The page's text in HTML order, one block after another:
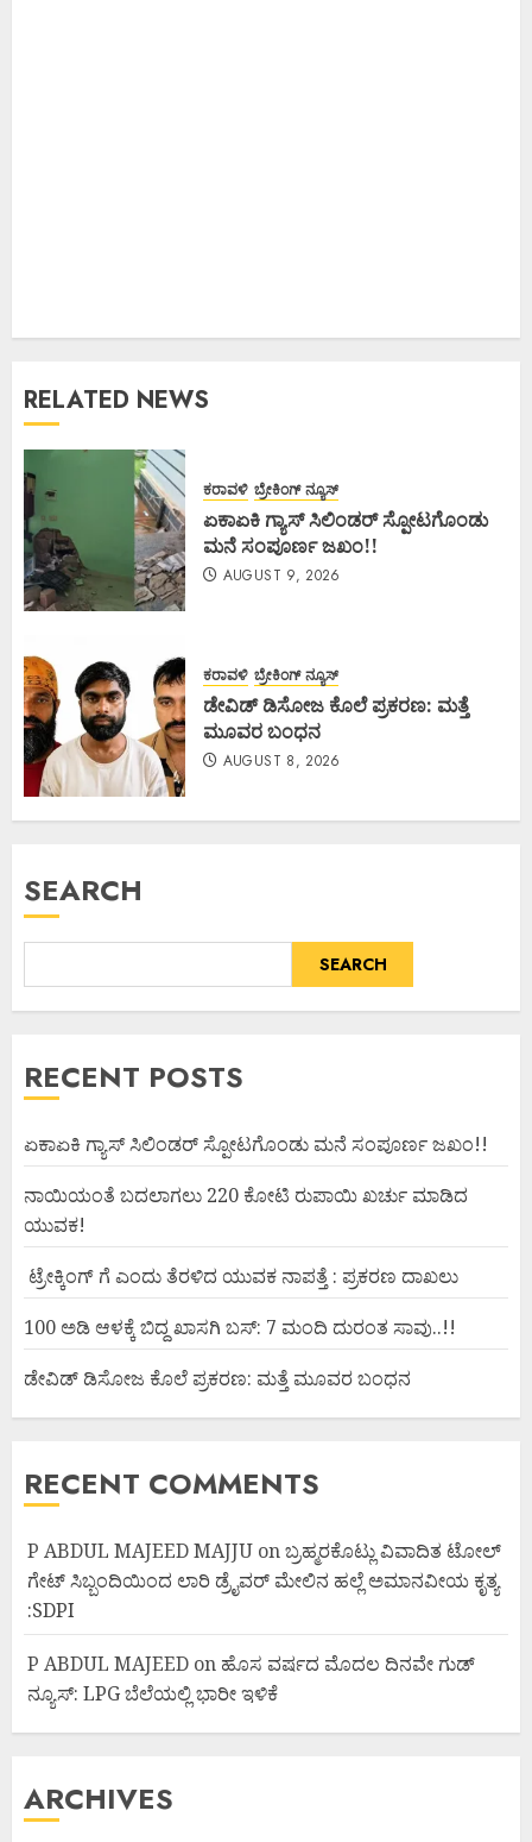
RELATED NEWS
ಕರಾವಳಿ ಬ್ರೇಕಿಂಗ್ ನ್ಯೂಸ್
ಏಕಾಏಕಿ ಗ್ಯಾಸ್ ಸಿಲಿಂಡರ್ ಸ್ಪೋಟಗೊಂಡು
ಮನೆ ಸಂಪೂರ್ಣ ಜಖಂ!!
AUGUST 9, 2026
ಕರಾವಳಿ ಬ್ರೇಕಿಂಗ್ ನ್ಯೂಸ್
ಡೇವಿಡ್ ಡಿಸೋಜ ಕೊಲೆ ಪ್ರಕರಣ: ಮತ್ತೆ
ಮೂವರ ಬಂಧನ
AUGUST 8, 2026
SEARCH
SEARCH
RECENT POSTS
ಏಕಾಏಕಿ ಗ್ಯಾಸ್ ಸಿಲಿಂಡರ್ ಸ್ಪೋಟಗೊಂಡು ಮನೆ ಸಂಪೂರ್ಣ ಜಖಂ!!
ನಾಯಿಯಂತೆ ಬದಲಾಗಲು 220 ಕೋಟಿ ರುಪಾಯಿ ಖರ್ಚು ಮಾಡಿದ
ಯುವಕ!
ಟ್ರೇಕ್ಕಿಂಗ್ ಗೆ ಎಂದು ತೆರಳಿದ ಯುವಕ ನಾಪತ್ತೆ : ಪ್ರಕರಣ ದಾಖಲು
100 ಅಡಿ ಆಳಕ್ಕೆ ಬಿದ್ದ ಖಾಸಗಿ ಬಸ್: 7 ಮಂದಿ ದುರಂತ ಸಾವು..!!
ಡೇವಿಡ್ ಡಿಸೋಜ ಕೊಲೆ ಪ್ರಕರಣ: ಮತ್ತೆ ಮೂವರ ಬಂಧನ
RECENT COMMENTS
P ABDUL MAJEED MAJJU onಬ್ರಹ್ಮರಕೊಟ್ಲು ವಿವಾದಿತ ಟೋಲ್
ಗೇಟ್ ಸಿಬ್ಬಂದಿಯಿಂದ ಲಾರಿ ಡ್ರೈವರ್ ಮೇಲಿನ ಹಲ್ಲೆ ಅಮಾನವೀಯ ಕೃತ್ಯ
:SDPI
P ABDUL MAJEED on ಹೊಸ ವರ್ಷದ ಮೊದಲ ದಿನವೇ ಗುಡ್
ನ್ಯೂಸ್: LPG ಬೆಲೆಯಲ್ಲಿ ಭಾರೀ ಇಳಿಕೆ
ARCHIVES